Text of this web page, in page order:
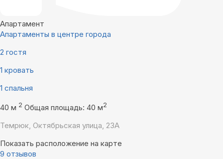
Апартамент
Апартаменты в центре города
2 гостя
1 кровать
1 спальня
40 м 2 Общая площадь: 40 м2
Темрюк, Октябрьская улица, 23А
Показать расположение на карте
9 отзывов